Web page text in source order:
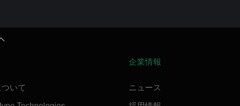
ついて
企業情報
ニュース